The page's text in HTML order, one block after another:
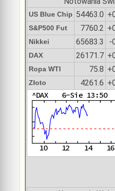
US Blue Chip 54463.0
S&P500 Fut 7760.2
Nikkei 65683.3 -
DAX 26171.7
Ropa WTI 75.8
Złoto 4261.6